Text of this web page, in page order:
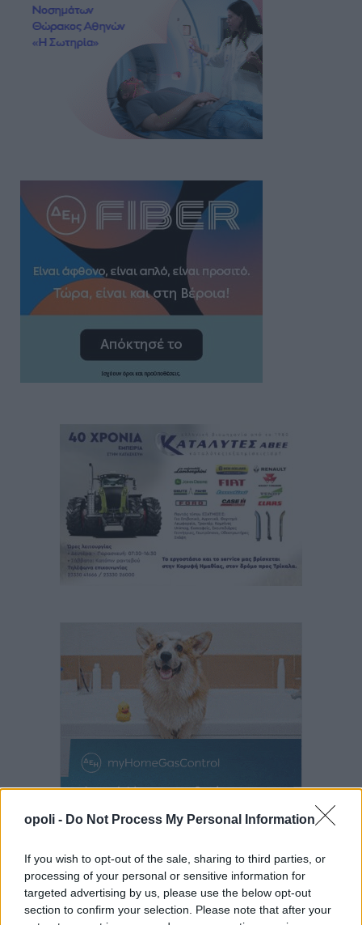
opoli - Do Not Process My Personal Information
If you wish to opt-out of the sale, sharing to third parties, or
processing of your personal or sensitive information for
targeted advertising by us, please use the below opt-out
section to confirm your selection. Please note that after your